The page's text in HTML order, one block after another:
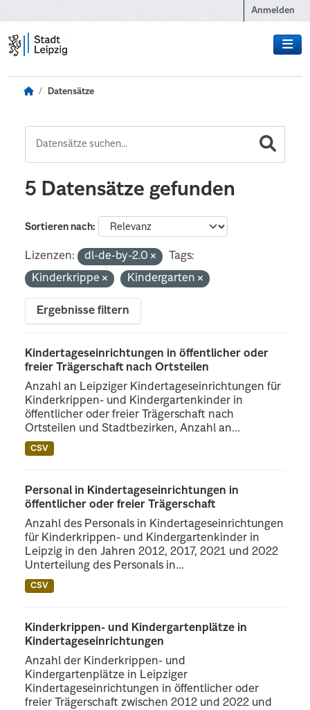
Anmelden
Datensätze
5 Datensätze gefunden
Sortieren nach
Lizenzen: dl-de-by-2.0
Tags:
Kinderkrippe
Kindergarten
Ergebnisse filtern
Kindertageseinrichtungen in öffentlicher oder
freier Trägerschaft nach Ortsteilen
Anzahl an Leipziger Kindertageseinrichtungen für
Kinderkrippen- und Kindergartenkinder in
öffentlicher oder freier Trägerschaft nach
Ortsteilen und Stadtbezirken, Anzahl an...
CSV
Personal in Kindertageseinrichtungen in
öffentlicher oder freier Trägerschaft
Anzahl des Personals in Kindertageseinrichtungen
für Kinderkrippen- und Kindergartenkinder in
Leipzig in den Jahren 2012, 2017, 2021 und 2022
Unterteilung des Personals in...
CSV
Kinderkrippen- und Kindergartenplätze in
Kindertageseinrichtungen
Anzahl der Kinderkrippen- und
Kindergartenplätze in Leipziger
Kindertageseinrichtungen in öffentlicher oder
freier Trägerschaft zwischen 2012 und 2022 und